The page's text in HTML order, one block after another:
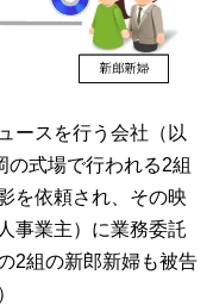
ースを行う会社（以
の式場で行われる2組
を依頼され、その映
事業主）に業務委託
2組の新郎新婦も被告